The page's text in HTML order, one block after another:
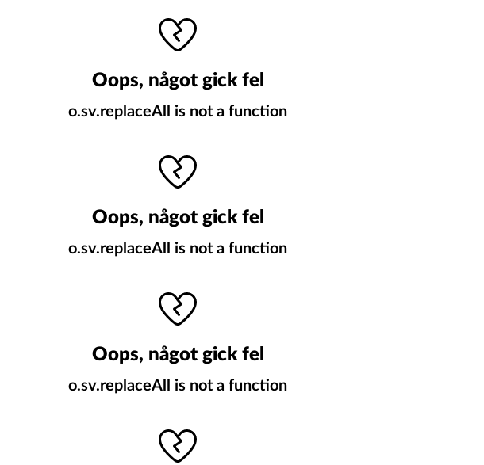
Oops, något gick fel
o.sv.replaceAll is not a function
Oops, något gick fel
o.sv.replaceAll is not a function
Oops, något gick fel
o.sv.replaceAll is not a function